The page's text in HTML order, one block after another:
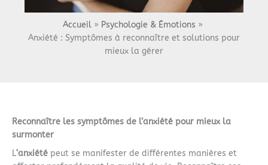
Accueil
Psychologie & Émotions
Anxiété : Symptômes à reconnaître et solutions pour
mieux la gérer
Reconnaître les symptômes de l’anxiété pour mieux la
surmonter
L‘anxiété peut se manifester de différentes manières et